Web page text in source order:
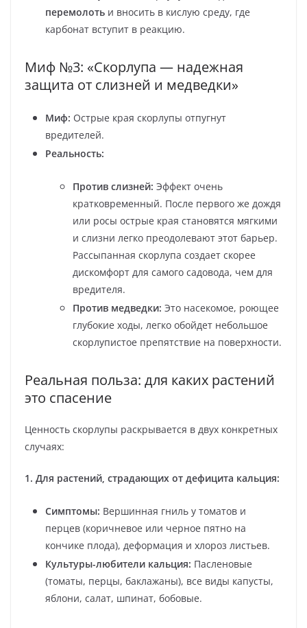
перемолоть и вносить в кислую среду, где
карбонат вступит в реакцию.
Миф №3: «Скорлупа — надежная
защита от слизней и медведки»
Миф: Острые края скорлупы отпугнут
вредителей.
Реальность:
Против слизней: Эффект очень
кратковременный. После первого же дождя
или росы острые края становятся мягкими
и слизни легко преодолевают этот барьер.
Рассыпанная скорлупа создает скорее
дискомфорт для самого садовода, чем для
вредителя.
Против медведки: Это насекомое, роющее
глубокие ходы, легко обойдет небольшое
скорлупистое препятствие на поверхности.
Реальная польза: для каких растений
это спасение
Ценность скорлупы раскрывается в двух конкретных
случаях:
1. Для растений, страдающих от дефицита кальция:
Симптомы: Вершинная гниль у томатов и
перцев (коричневое или черное пятно на
кончике плода), деформация и хлороз листьев.
Культуры-любители кальция: Пасленовые
(томаты, перцы, баклажаны), все виды капусты,
яблони, салат, шпинат, бобовые.